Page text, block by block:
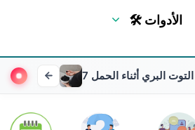
🛠 الأدوات
التوت البري أثناء الحمل